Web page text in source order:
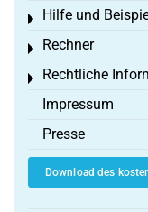
Hilfe und
Toggle menu
Rechner
Toggle menu
Rechtliche
Toggle menu
Impressum
Presse
Download des